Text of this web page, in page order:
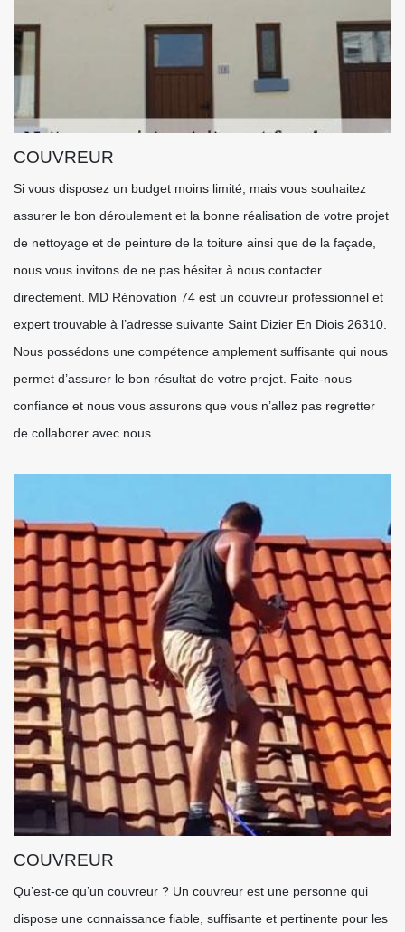
COUVREUR
Si vous disposez un budget moins limité, mais vous souhaitez
assurer le bon déroulement et la bonne réalisation de votre projet
de nettoyage et de peinture de la toiture ainsi que de la façade,
nous vous invitons de ne pas hésiter à nous contacter
directement. MD Rénovation 74 est un couvreur professionnel et
expert trouvable à l’adresse suivante Saint Dizier En Diois 26310.
Nous possédons une compétence amplement suffisante qui nous
permet d’assurer le bon résultat de votre projet. Faite-nous
confiance et nous vous assurons que vous n’allez pas regretter
de collaborer avec nous.
COUVREUR
Qu’est-ce qu’un couvreur ? Un couvreur est une personne qui
dispose une connaissance fiable, suffisante et pertinente pour les